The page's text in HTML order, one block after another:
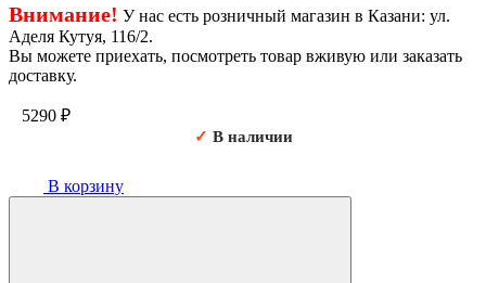
Внимание! У нас есть розничный магазин в Казани: ул.
Аделя Кутуя, 116/2.
Вы можете приехать, посмотреть товар вживую или заказать
доставку.
5290 ₽
✓ В наличии
В корзину